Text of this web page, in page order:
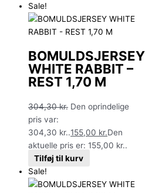
Sale!
BOMULDSJERSEY
WHITE RABBIT –
REST 1,70 M
304,30kr. Den oprindelige
pris var:
304,30 kr..155,00 kr.Den
aktuelle pris er: 155,00 kr..
Tilføj til kurv
Sale!